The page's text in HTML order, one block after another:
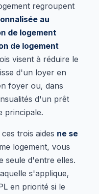
regroupent
au
de logement
de logement
visent à réduire le
d'un loyer en
foyer ou, dans
d'un prêt
principale.
trois aides ne se
logement, vous
seule d'entre elles.
s'applique,
en priorité si le